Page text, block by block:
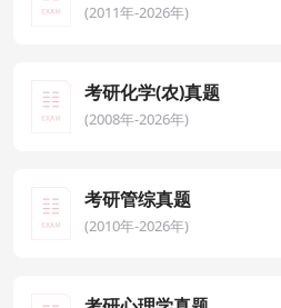
(2011年-2026年)
考研化学(农)真题
(2008年-2026年)
考研管综真题
(2010年-2026年)